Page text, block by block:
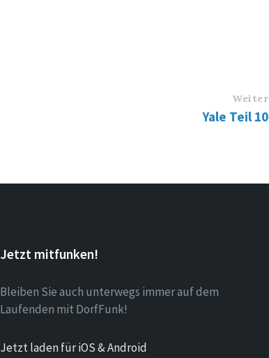
Weiter
Yale Teil 10
Jetzt mitfunken!
Bleiben Sie auch unterwegs immer auf dem
Laufenden mit DorfFunk!
Jetzt laden für iOS & Android